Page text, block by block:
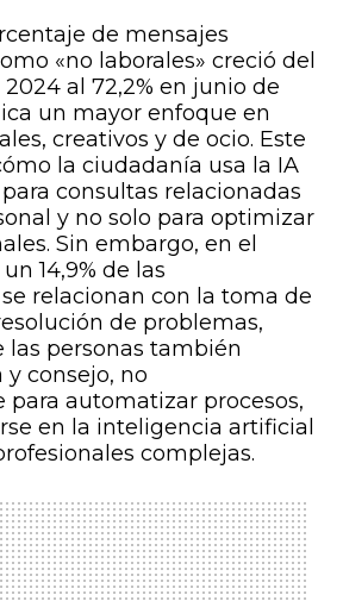
de mensajes
«no laborales» creció del
al 72,2% en junio de
un mayor enfoque en
creativos y de ocio. Este
la ciudadanía usa la IA
consultas relacionadas
y no solo para optimizar
Sin embargo, en el
14,9% de las
relacionan con la toma de
de problemas,
las personas también
y consejo, no
para automatizar procesos,
en la inteligencia artificial
complejas.